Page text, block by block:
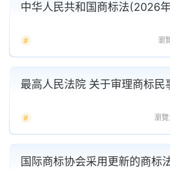
中华人民共和国商标法(2026
瀏
瀏
国际商标协会采用更新的商标